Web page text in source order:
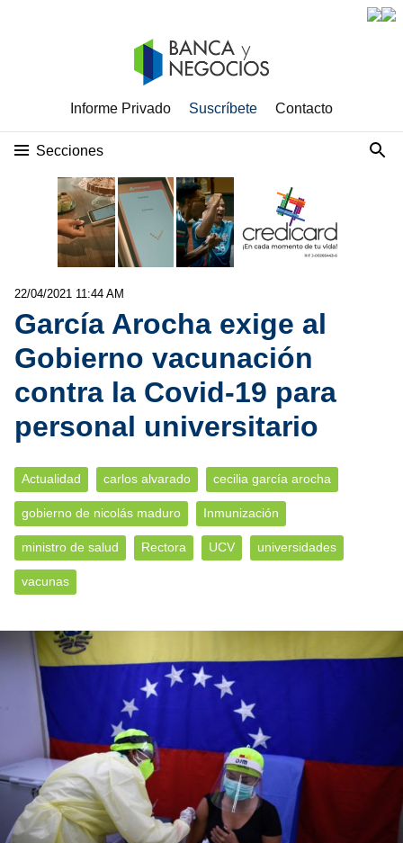
Informe Privado Suscríbete Contacto
Secciones
22/04/2021 11:44 AM
García Arocha exige al
Gobierno vacunación
contra la Covid-19 para
personal universitario
Actualidad carlos alvarado cecilia garcía arocha
gobierno de nicolás maduro Inmunización
ministro de salud Rectora UCV universidades
vacunas